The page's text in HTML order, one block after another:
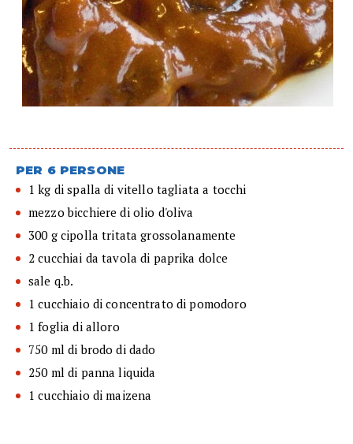
PER 6 PERSONE
1 kg di spalla di vitello tagliata a tocchi
mezzo bicchiere di olio d'oliva
300 g cipolla tritata grossolanamente
2 cucchiai da tavola di paprika dolce
sale q.b.
1 cucchiaio di concentrato di pomodoro
1 foglia di alloro
750 ml di brodo di dado
250 ml di panna liquida
1 cucchiaio di maizena